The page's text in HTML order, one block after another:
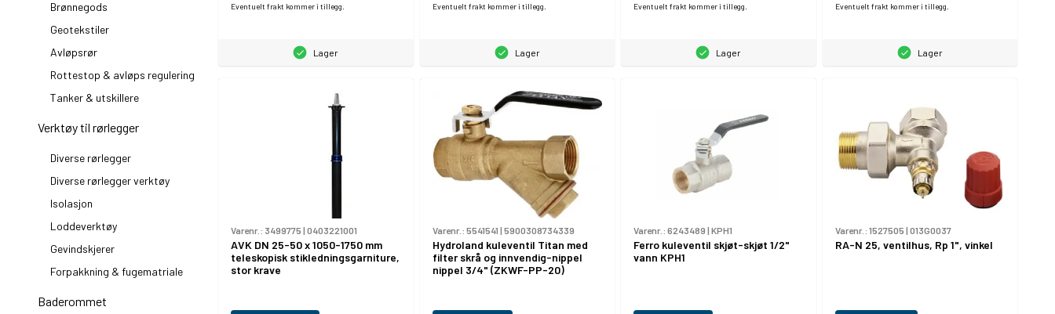
Brønnegods
Geotekstiler
Avløpsrør
Rottestop & avløps regulering
Tanker & utskillere
Verktøy til rørlegger
Diverse rørlegger
Diverse rørlegger verktøy
Isolasjon
Loddeverktøy
Gevindskjerer
Forpakkning & fugematriale
Baderommet
Eventuelt frakt kommer i tillegg.
Lager
Eventuelt frakt kommer i tillegg.
Lager
Eventuelt frakt kommer i tillegg.
Lager
Eventuelt frakt kommer i tillegg.
Lager
Varenr.: 3499775 | 0403221001
AVK DN 25-50 x 1050-1750 mm
teleskopisk stikledningsgarniture,
stor krave
Varenr.: 5541541 | 5900308734339
Hydroland kuleventil Titan med
filter skrå og innvendig-nippel
nippel 3/4" (ZKWF-PP-20)
Varenr.: 6243489 | KPH1
Ferro kuleventil skjøt-skjøt 1/2"
vann KPH1
Varenr.: 1527505 | 013G0037
RA-N 25, ventilhus, Rp 1", vinkel